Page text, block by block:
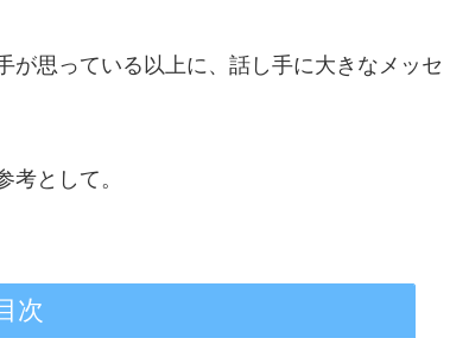
が思っている以上に、話し手に大きなメッセ
考として。
次